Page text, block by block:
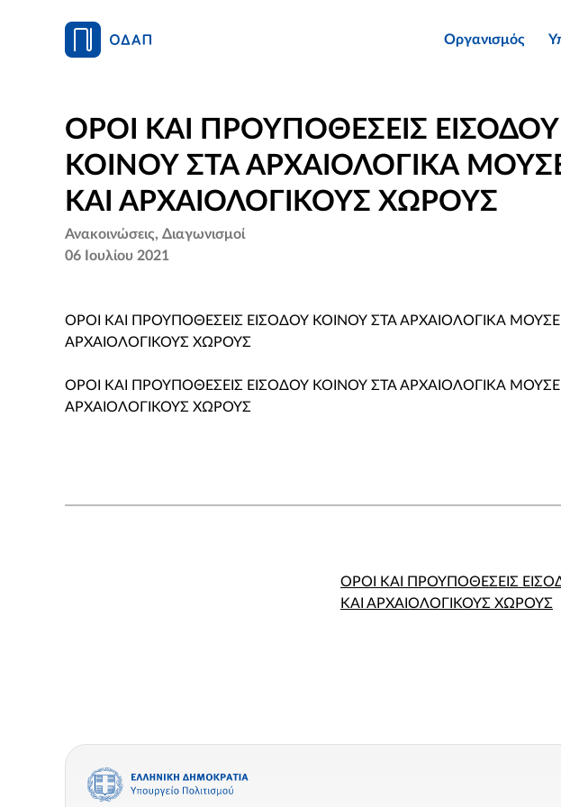
Οργανισμός
ΟΡΟΙ ΚΑΙ ΠΡΟΥΠΟΘΕΣΕΙΣ ΕΙΣΟΔΟΥ
ΚΟΙΝΟΥ ΣΤΑ ΑΡΧΑΙΟΛΟΓΙΚΑ
ΚΑΙ ΑΡΧΑΙΟΛΟΓΙΚΟΥΣ ΧΩΡΟΥΣ
Ανακοινώσεις Διαγωνισμοί
06 Ιουλίου 2021
ΟΡΟΙ ΚΑΙ ΠΡΟΥΠΟΘΕΣΕΙΣ ΕΙΣΟΔΟΥ ΚΟΙΝΟΥ ΣΤΑ ΑΡΧΑΙΟΛΟΓΙΚΑ
ΑΡΧΑΙΟΛΟΓΙΚΟΥΣ ΧΩΡΟΥΣ
ΟΡΟΙ ΚΑΙ ΠΡΟΥΠΟΘΕΣΕΙΣ ΕΙΣΟΔΟΥ ΚΟΙΝΟΥ ΣΤΑ ΑΡΧΑΙΟΛΟΓΙΚΑ
ΑΡΧΑΙΟΛΟΓΙΚΟΥΣ ΧΩΡΟΥΣ
ΟΡΟΙ ΚΑΙ ΠΡΟΥΠΟΘΕΣΕΙΣ
ΚΑΙ ΑΡΧΑΙΟΛΟΓΙΚΟΥΣ ΧΩΡΟΥΣ